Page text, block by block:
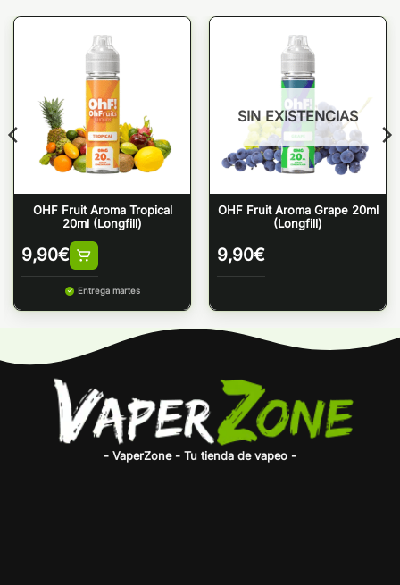
OHF Fruit Aroma Tropical
20ml (Longfill)
9,90€
Entrega martes
SIN EXISTENCIAS
OHF Fruit Aroma Grape 20ml
(Longfill)
9,90€
- VaperZone - Tu tienda de vapeo -